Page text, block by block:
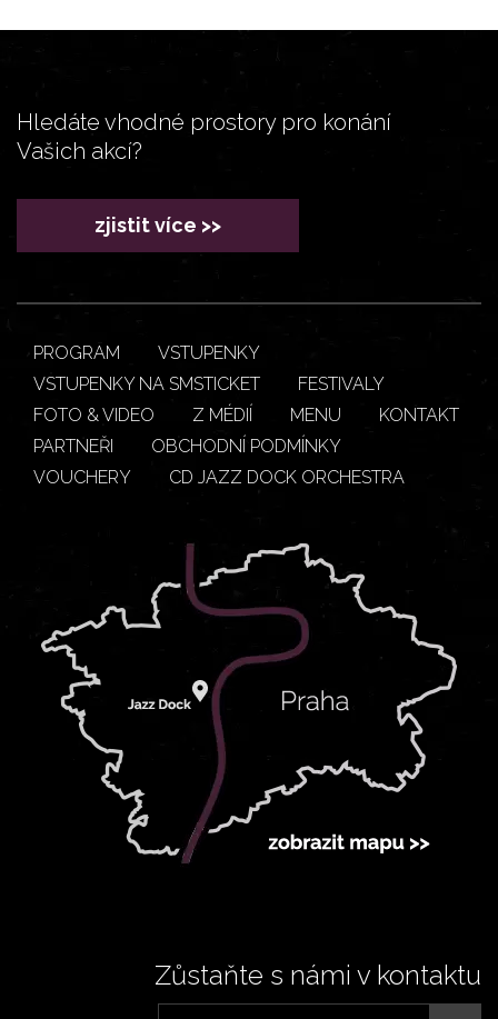
Hledáte vhodné prostory pro konání
Vašich akcí?
zjistit více >>
PROGRAM
VSTUPENKY
VSTUPENKY NA SMSTICKET
FESTIVALY
FOTO & VIDEO
Z MÉDIÍ MENU
KONTAKT
PARTNEŘI
OBCHODNÍ PODMÍNKY
VOUCHERY
CD JAZZ DOCK ORCHESTRA
Zůstaňte s námi v kontaktu